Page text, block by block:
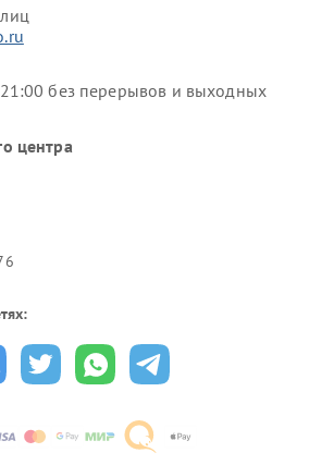
без перерывов и выходных
центра